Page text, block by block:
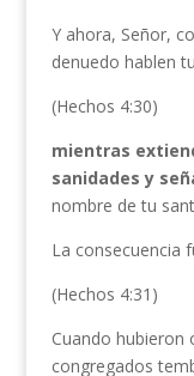
Y ahora, Señor,
denuedo hablen
(Hechos 4:30)
mientras
sanidades y
nombre de tu
La consecuencia
(Hechos 4:31)
Cuando hubieron
congregados